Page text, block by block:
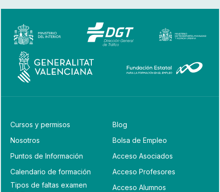
Cursos y permisos
Nosotros
Puntos de Información
Calendario de formación
Tipos de faltas examen
Blog
Bolsa de Empleo
Acceso Asociados
Acceso Profesores
Acceso Alumnos